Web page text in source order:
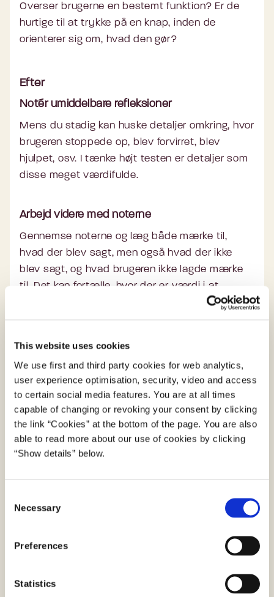
This website uses cookies
We use first and third party cookies for web analytics,
user experience optimisation, security, video and access
to certain social media features. You are at all times
capable of changing or revoking your consent by clicking
the link “Cookies” at the bottom of the page. You are also
able to read more about our use of cookies by clicking
“Show details” below.
Necessary
Preferences
Statistics
Overser brugerne en bestemt funktion? Er de
hurtige til at trykke på en knap, inden de
orienterer sig om, hvad den gør?
Efter
Notér umiddelbare refleksioner
Mens du stadig kan huske detaljer omkring, hvor
brugeren stoppede op, blev forvirret, blev
hjulpet, osv. I tænke højt testen er detaljer som
disse meget værdifulde.
Arbejd videre med noterne
Gennemse noterne og læg både mærke til,
hvad der blev sagt, men også hvad der ikke
blev sagt, og hvad brugeren ikke lagde mærke
til. Det kan fortælle, hvor der er værdi i at
Del indsigterne
Del læringer med relevante kollegaer og
samarbejdspartnere, der ikke har overværet
testen. Hvis testen indgår i et større projekt, kan
du tage resultaterne med i den videre
analyseproces og eventuelt indgå i en